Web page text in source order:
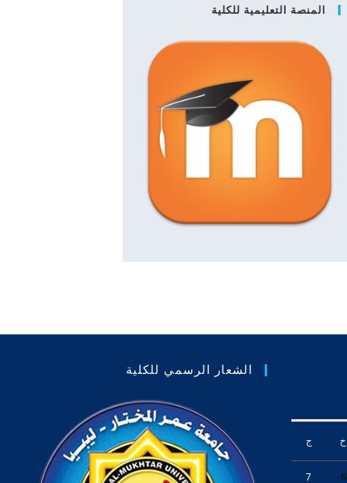
المنصة التعليمية للكلية
خ ج
6
7
الشعار الرسمي للكلية